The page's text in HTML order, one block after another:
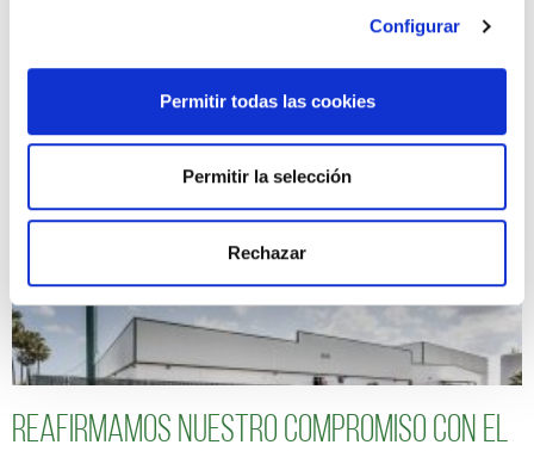
Configurar
Permitir todas las cookies
Permitir la selección
Rechazar
Seguimos avanzando hacia un modelo de
negocio más sostenible y responsable
Reafirmamos nuestro compromiso con el